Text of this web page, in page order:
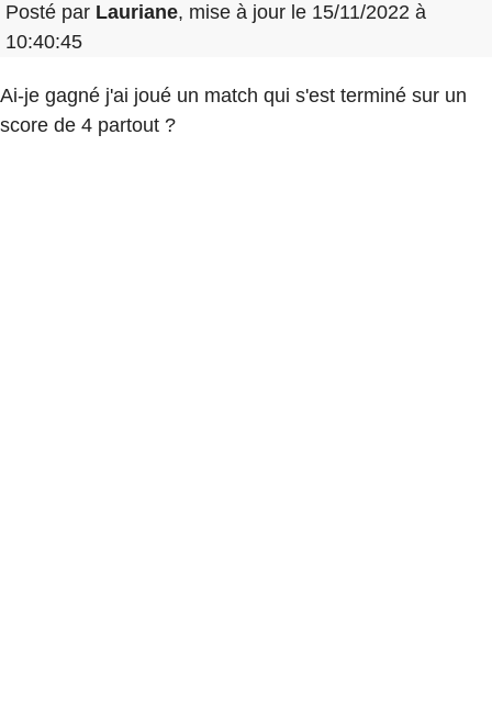
Posté par Lauriane, mise à jour le 15/11/2022 à
10:40:45
Ai-je gagné j'ai joué un match qui s'est terminé sur un
score de 4 partout ?